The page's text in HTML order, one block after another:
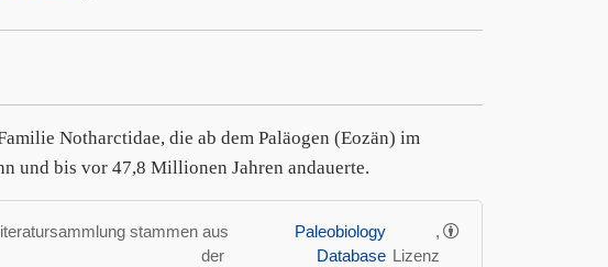
Notharctidae, die ab dem Paläogen (Eozän) im
und bis vor 47,8 Millionen Jahren andauerte.
stammen aus
der
Paleobiology
Database
,
Lizenz